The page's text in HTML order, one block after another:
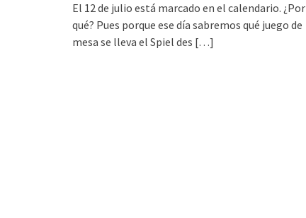
El 12 de julio está marcado en el calendario. ¿Por
qué? Pues porque ese día sabremos qué juego de
mesa se lleva el Spiel des […]